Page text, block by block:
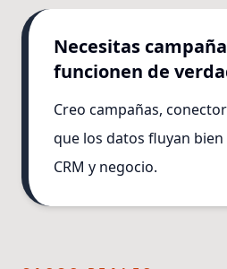
Necesitas
funcionen de
Creo campañas,
que los datos fluyan
CRM y negocio.